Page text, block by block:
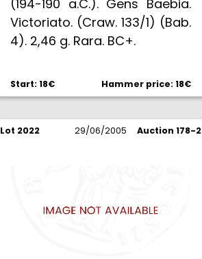
(194-190 a.C.). Gens Baebia.
Victoriato. (Craw. 133/1) (Bab.
4). 2,46 g. Rara. BC+.
Start: 18€ Hammer price: 18€
Lot 2022 29/06/2005 Auction 178-2